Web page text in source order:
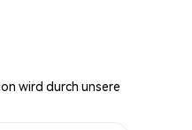
wird durch unsere